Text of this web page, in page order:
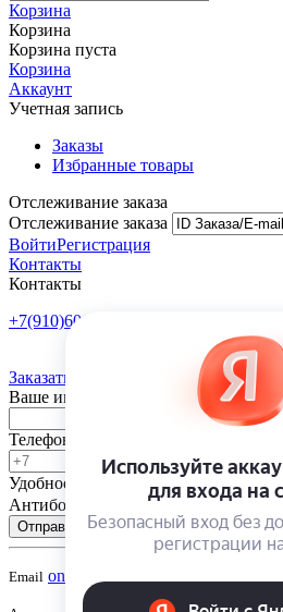
Корзина
Корзина
Корзина пуста
Корзина
Аккаунт
Учетная запись
Заказы
Избранные товары
Отслеживание заказа
Отслеживание заказа
ВойтиРегистрация
Контакты
Контакты
+7(910)601-10-10
Заказать обратный звонок
Ваше имя
Телефон
Удобное время
-
Антибот
Отправить
Email onsad@onsad.ru